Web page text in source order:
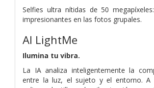
Selfies ultra nítidas de 50
impresionantes en las fotos grupales.
AI LightMe
Ilumina tu vibra.
La IA analiza inteligentemente la
entre la luz, el sujeto y el entorno. A